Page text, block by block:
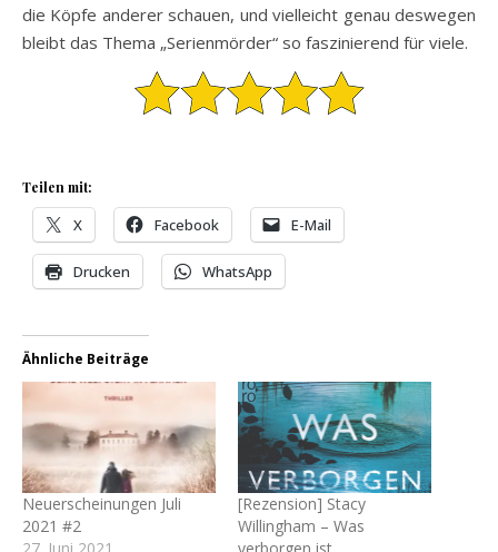
die Köpfe anderer schauen, und vielleicht genau deswegen
bleibt das Thema „Serienmörder“ so faszinierend für viele.
Teilen mit:
X Facebook E-Mail
Drucken WhatsApp
Ähnliche Beiträge
Neuerscheinungen Juli
2021 #2
27. Juni 2021
[Rezension] Stacy
Willingham – Was
verborgen ist